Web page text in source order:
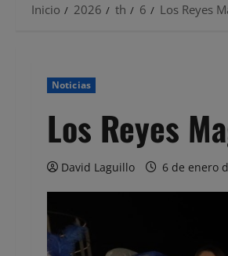
Inicio 2026 th 6 Los Reyes
Noticias
Los Reyes
David Laguillo 6 de enero